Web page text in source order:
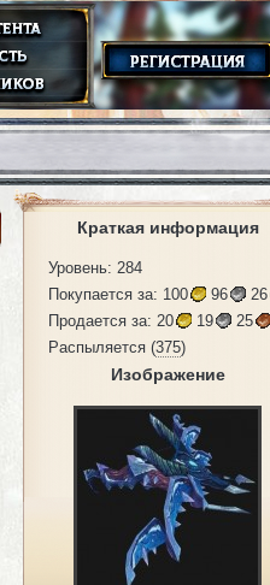
Краткая информация
Уровень: 284
Покупается за: 100 96
26
Продается за: 20 19
25
Распыляется (375)
Изображение